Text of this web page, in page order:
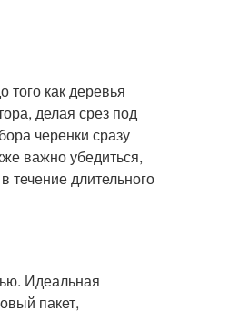
как деревья
делая срез под
черенки сразу
важно убедиться,
течение длительного
Идеальная
пакет,